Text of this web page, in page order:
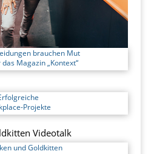
brauchen Mut
Magazin „Kontext“
Projekte
und Goldkitten